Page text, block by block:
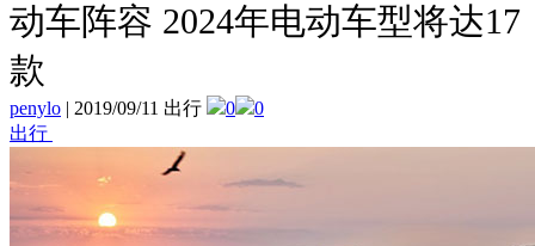
动车阵容 2024年电动车型将达17
款
penylo | 2019/09/11 出行 0
0
出行